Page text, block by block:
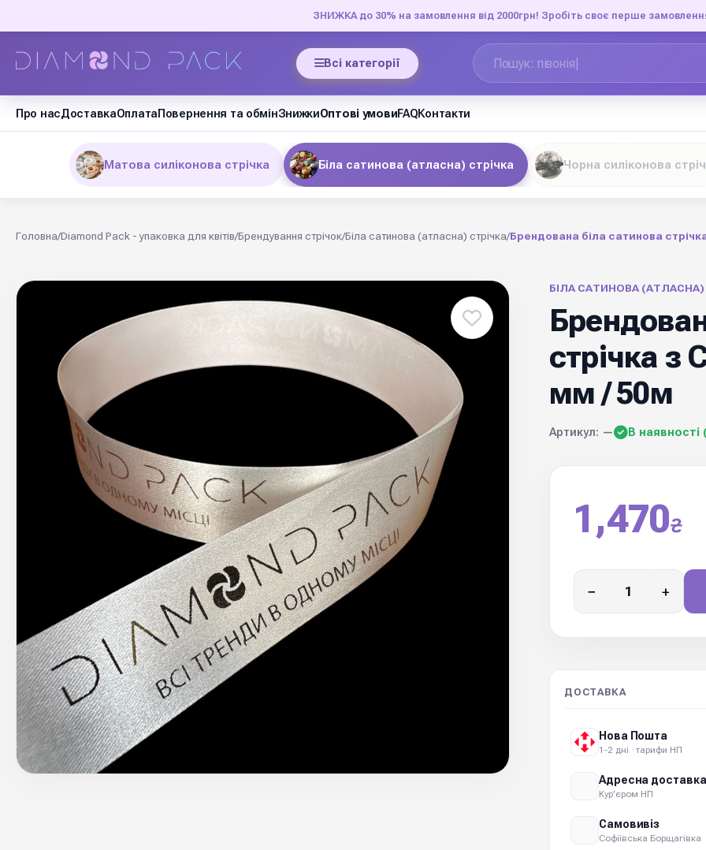
ЗНИЖКА до 30% на замовлення від 2000грн! Зробіть своє перше
Всі категорії
Про насДоставкаОплатаПовернення та обмінЗнижкиОптові умовиFAQКонтакти
Матова силіконова стрічка Біла сатинова (атласна) стрічка Чорна силіконова
Головна/Diamond Pack - упаковка для квітів/Брендування стрічок/Біла сатинова (атласна) стрічка/Брендована біла сатинова
БІЛА САТИНОВА (АТЛАСНА)
стрічка
мм / 50м
Артикул: — В наявності
1,470₴
− +
ДОСТАВКА
Нова Пошта
1-2 дні · тарифи НП
Адресна доставка
Кур'єром НП
Самовивіз
Софіївська Борщагівка